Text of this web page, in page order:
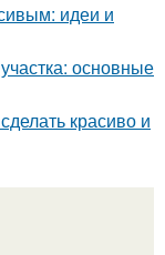
идеи и
основные
красиво и